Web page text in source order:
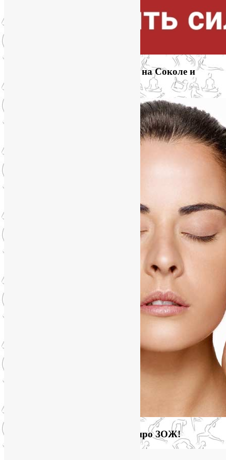
Приглашаем на йогу для лица на Соколе и
Загляните на мой новый сайт про ЗОЖ!